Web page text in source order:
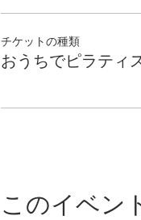
チケットの種類
おうちでピラティ
このイベン